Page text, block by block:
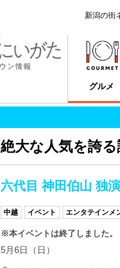
新潟の街
グルメ
絶大な人気を誇
六代目 神田伯山 独
中越 イベント エンタテインメ
※本イベントは終了しました。
5月6日（日）